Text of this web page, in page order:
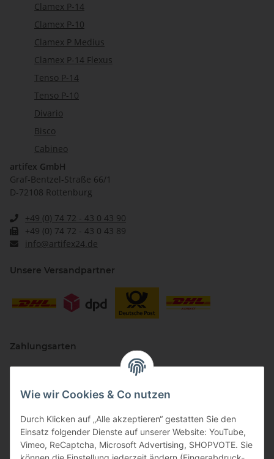
Wie wir Cookies & Co nutzen
Durch Klicken auf „Alle akzeptieren“ gestatten Sie den
Einsatz folgender Dienste auf unserer Website: YouTube,
Vimeo, ReCaptcha, Microsoft Advertising, SHOPVOTE. Sie
Clamex P-14
Clamex P-10
Clamex P Medius
Clamex P-14 Flexus
Tenso P-14
Tenso P-10
Divario
Bisco
Cabineo
artifex GmbH
Graf-Bentzel-Straße 66/1
D-72108 Rottenburg
+49 (0) 74 72 - 43 0 43 90
+49 (0) 74 72 - 43 0 43 89
info@artifex24.de
Unsere Versandpartner
Zahlungsarten